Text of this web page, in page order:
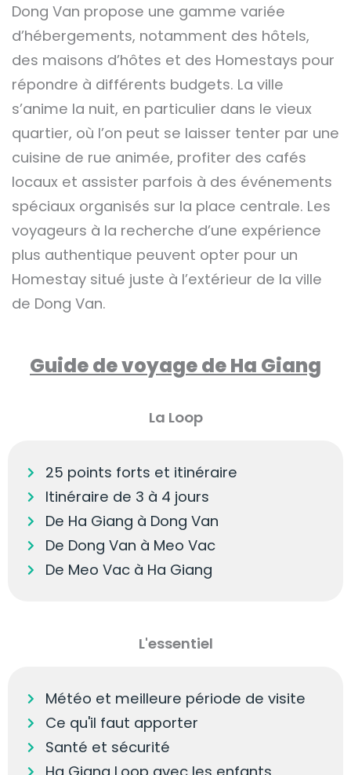
Dong Van propose une gamme variée
d’hébergements, notamment des hôtels,
des maisons d’hôtes et des Homestays pour
répondre à différents budgets. La ville
s’anime la nuit, en particulier dans le vieux
quartier, où l’on peut se laisser tenter par une
cuisine de rue animée, profiter des cafés
locaux et assister parfois à des événements
spéciaux organisés sur la place centrale. Les
voyageurs à la recherche d’une expérience
plus authentique peuvent opter pour un
Homestay situé juste à l’extérieur de la ville
de Dong Van.
Guide de voyage de Ha Giang
La Loop
25 points forts et itinéraire
Itinéraire de 3 à 4 jours
De Ha Giang à Dong Van
De Dong Van à Meo Vac
De Meo Vac à Ha Giang
L'essentiel
Météo et meilleure période de visite
Ce qu'il faut apporter
Santé et sécurité